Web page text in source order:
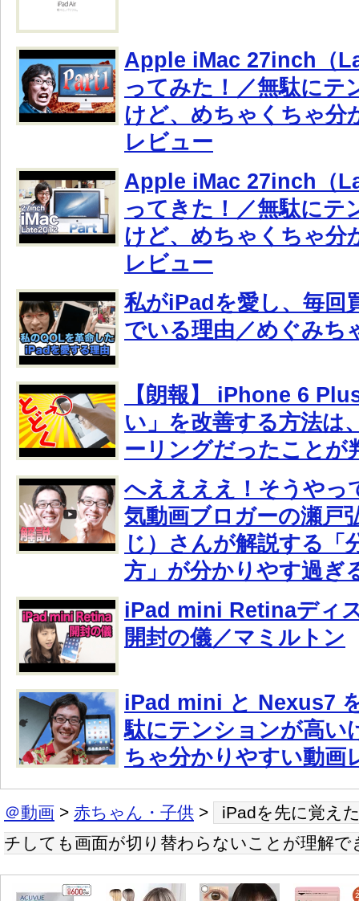
Apple iMac 27inch（
ってみた！／無駄にテ
けど、めちゃくちゃ分
レビュー
Apple iMac 27inch（
ってきた！／無駄にテ
けど、めちゃくちゃ分
レビュー
私がiPadを愛し、毎回
でいる理由／めぐみち
【朗報】 iPhone 6
い」を改善する方法は
ーリングだったことが
へええええ！そうやっ
気動画ブロガーの瀬戸
じ）さんが解説する「
方」が分かりやす過ぎ
iPad mini Retinaディ
開封の儀／マミルトン
iPad mini と Nexus7
駄にテンションが高い
ちゃ分かりやすい動画
＠動画 > 赤ちゃん・子供 >
iPadを先に覚え
チしても画面が切り替わらないことが理解で